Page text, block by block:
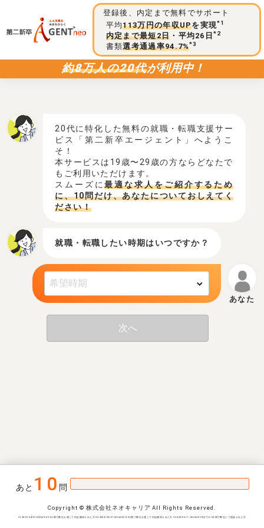
登録後、内定まで無料でサポート
平均113万円の年収UPを実現*1
内定まで最短2日 ・平均26日*2
書類選考通過率94.7%*3
約8万人の20代が利用中！
20代に特化した無料の就職・転職支援サー
ビス「第二新卒エージェント」へようこ
そ！
本サービスは19歳〜29歳の方ならどなたで
もご利用いただけます。
スムーズに最適な求人をご紹介するため
に、10問だけ、あなたについておしえてく
ださい！
就職・転職したい時期はいつですか？
次へ
あと 10 問
Copyright © 株式会社ネオキャリア All Rights Reserved.
※1 2021/04/01-2024/03/31の間で弊社を通じて内定獲得された方 ※2 2023/03/01-2024/02/31の間で弊社を通じて内定獲得された方 ※3 2023/3/1~2024/2/29までの1年間で弊社にて面談された方